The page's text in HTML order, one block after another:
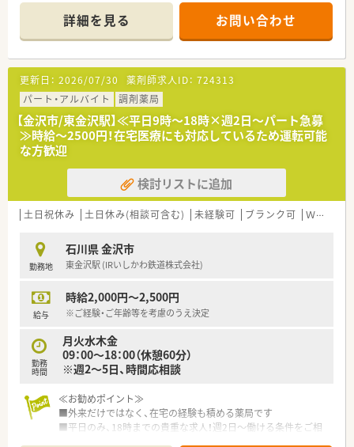
■住宅街の中にあり、地域に密着した店舗づくりをしています
≪こんな薬局です≫
■石川県内に3店舗展開している地域密着型の調剤薬局です。
■希少な金沢市内でのパート薬剤師様の募集です！
■今後の出店計画もあり、在宅件数も増えているため増員の募集
となります
■代表は元々チェーン店でエリアマネージャーや責任者をされ
ており、現場のこともよく理解されております。現場の意見も積
極的に取り入れながら、運営されております。
■時間・曜日は相談可能！ご家庭を優先しながらご勤務したい方
にオススメです！
詳細を見る お問い合わせ
更新日： 2026/07/30 薬剤師求人ID： 724313
パート・アルバイト
調剤薬局
【金沢市/東金沢駅】≪平日9時～18時×週2日～パート急募
≫時給～2500円！在宅医療にも対応しているため運転可能
な方歓迎
検討リストに追加
土日祝休み 土日休み(相談可含む) 未経験可 ブランク可 Ｗワーク可
勤務地
石川県 金沢市
東金沢駅 (IRいしかわ鉄道株式会社)
給与
時給2,000円～2,500円
※ご経験・ご年齢等を考慮のうえ決定
勤務
時間
月火水木金
09：00～18：00（休憩60分）
※週2～5日、時間応相談
≪お勧めポイント≫
■外来だけではなく、在宅の経験も積める薬局です
■平日のみ、18時までの貴重な求人！週2日～働ける条件をご相